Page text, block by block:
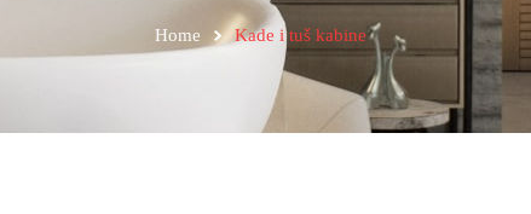
Home Kade i tuš kabine